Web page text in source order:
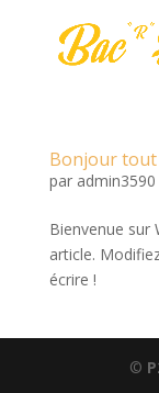
Bonjour tout
par admin3590
Bienvenue sur
article.
écrire !
©